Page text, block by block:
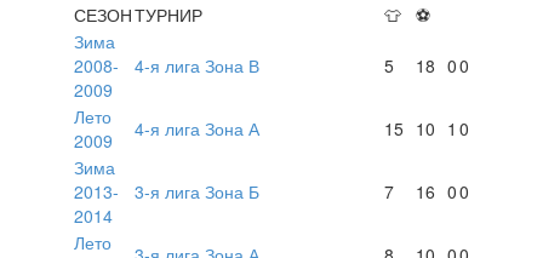
СЕЗОНТУРНИР 👕 ⚽
Зима
2008-
2009
4-я лига Зона В 5 18 00
Лето
2009
4-я лига Зона А 15 10 1 0
Зима
2013-
2014
3-я лига Зона Б 7 16 00
Лето